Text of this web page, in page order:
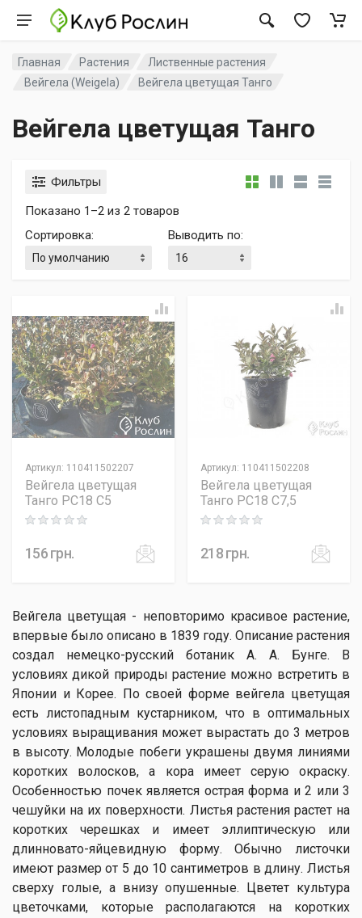
Главная Растения
Лиственные растения
Вейгела (Weigela)
Вейгела цветущая Танго
Вейгела цветущая Танго
Фильтры
Показано 1–2 из 2 товаров
Сортировка: Выводить по:
Артикул: 110411502207
Вейгела цветущая
Танго PC18 C5
Rating: 0 out of 5
156грн.
Артикул: 110411502208
Вейгела цветущая
Танго PC18 C7,5
Rating: 0 out of 5
218грн.
Вейгела цветущая - неповторимо красивое растение,
впервые было описано в 1839 году. Описание растения
создал немецко-русский ботаник А. А. Бунге. В
условиях дикой природы растение можно встретить в
Японии и Корее. По своей форме вейгела цветущая
есть листопадным кустарником, что в оптимальных
условиях выращивания может вырастать до 3 метров
в высоту. Молодые побеги украшены двумя линиями
коротких волосков, а кора имеет серую окраску.
Особенностью почек является острая форма и 2 или 3
чешуйки на их поверхности. Листья растения растет на
коротких черешках и имеет эллиптическую или
длинновато-яйцевидную форму. Обычно листочки
имеют размер от 5 до 10 сантиметров в длину. Листья
сверху голые, а внизу опушенные. Цветет культура
цветочками, которые располагаются на коротких